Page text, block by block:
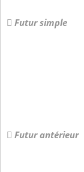
Futur simple
Futur antérieur